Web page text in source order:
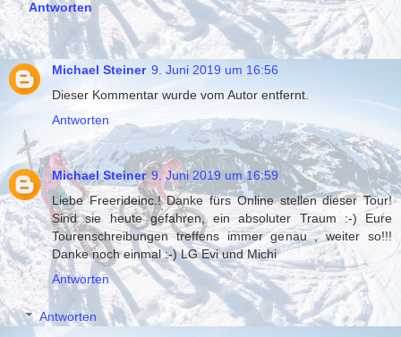
Antworten
Michael Steiner 9. Juni 2019 um 16:56
Dieser Kommentar wurde vom Autor entfernt.
Antworten
Michael Steiner 9. Juni 2019 um 16:59
Liebe Freerideinc.! Danke fürs Online stellen dieser Tour!
Sind sie heute gefahren, ein absoluter Traum :-) Eure
Tourenschreibungen treffens immer genau , weiter so!!!
Danke noch einmal :-) LG Evi und Michi
Antworten
Antworten